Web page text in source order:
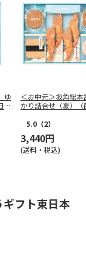
ゆ
本
＜お中元＞坂角総
かり詰合せ（夏）（
5.0 （2）
3,440円
(送料・税込)
フト東日本